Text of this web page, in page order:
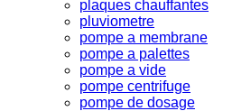
plaques chauffantes
pluviometre
pompe a membrane
pompe a palettes
pompe a vide
pompe centrifuge
pompe de dosage